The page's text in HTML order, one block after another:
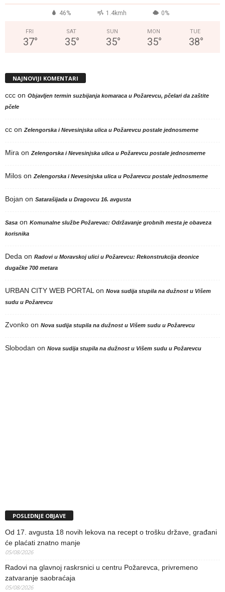
46% 1.4kmh 0%
FRI
37°
SAT
35°
SUN
35°
MON
35°
TUE
38°
NAJNOVIJI KOMENTARI
ccc on Objavljen termin suzbijanja komaraca u Požarevcu, pčelari da zaštite
pčele
cc on Zelengorska i Nevesinjska ulica u Požarevcu postale jednosmerne
Mira on Zelengorska i Nevesinjska ulica u Požarevcu postale jednosmerne
Milos on Zelengorska i Nevesinjska ulica u Požarevcu postale jednosmerne
Bojan on Satarašijada u Dragovcu 16. avgusta
Sasa on Komunalne službe Požarevac: Održavanje grobnih mesta je obaveza
korisnika
Deda on Radovi u Moravskoj ulici u Požarevcu: Rekonstrukcija deonice
dugačke 700 metara
URBAN CITY WEB PORTAL on Nova sudija stupila na dužnost u Višem
sudu u Požarevcu
Zvonko on Nova sudija stupila na dužnost u Višem sudu u Požarevcu
Slobodan on Nova sudija stupila na dužnost u Višem sudu u Požarevcu
POSLEDNJE OBJAVE
Od 17. avgusta 18 novih lekova na recept o trošku države, građani
će plaćati znatno manje
05/08/2026
Radovi na glavnoj raskrsnici u centru Požarevca, privremeno
zatvaranje saobraćaja
05/08/2026